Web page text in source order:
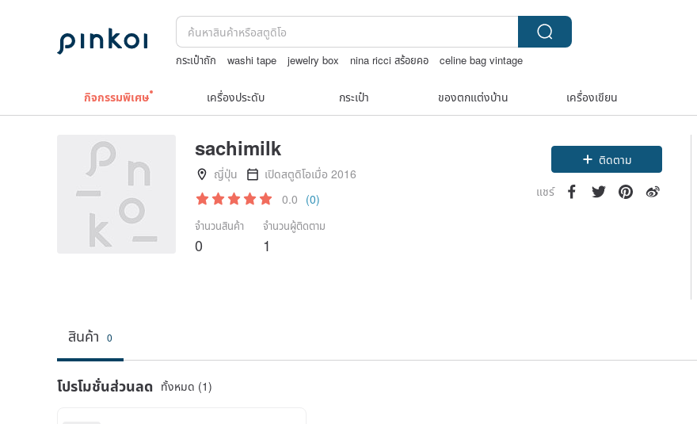
กระเป๋าถัก washi tape jewelry box nina ricci สร้อยคอ
celine bag vintage
กิจกรรมพิเศษ เครื่องประดับ กระเป๋า ของตกแต่งบ้าน เครื่องเขียน
sachimilk
ญี่ปุ่น
เปิดสตูดิโอเมื่อ 2016
0.0 (0)
จำนวนสินค้า
0
จำนวนผู้ติดตาม
1
ติดตาม
แชร์
สินค้า 0
โปรโมชั่นส่วนลด ทั้งหมด (1)